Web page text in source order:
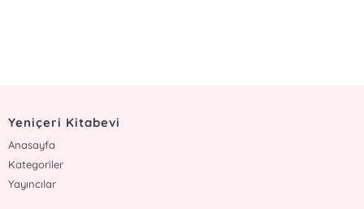
Yeniçeri Kitabevi
Anasayfa
Kategoriler
Yayıncılar